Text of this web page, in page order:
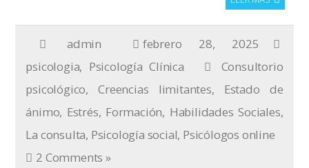
admin
febrero 28, 2025
psicologia, Psicología Clínica
Consultorio
psicológico,Creencias limitantes, Estado de
ánimo, Estrés, Formación, Habilidades Sociales,
La consulta, Psicología social, Psicólogos online
2 Comments »